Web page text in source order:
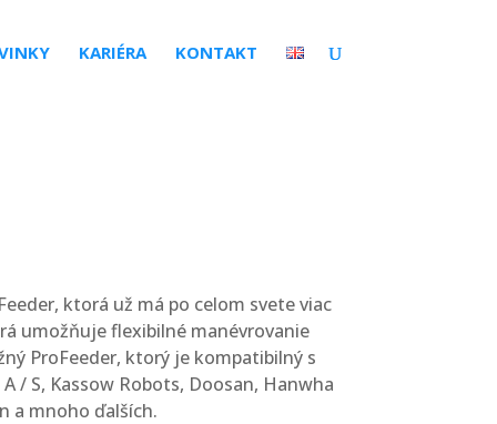
KARIÉRA KONTAKT
ktorá už má po celom svete viac
umožňuje flexibilné manévrovanie
ProFeeder, ktorý je kompatibilný s
/ S, Kassow Robots, Doosan, Hanwha
a mnoho ďalších.